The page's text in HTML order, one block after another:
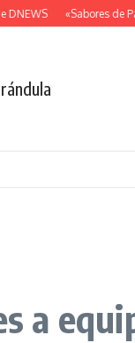
«Sabores de
a